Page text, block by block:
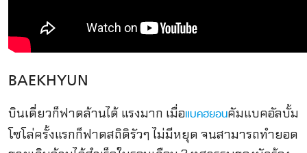
BAEKHYUN
บินเดี่ยวก็ฟาดล้านได้ แรงมาก เมื่อแบคฮยอนคัมแบคอัลบั้ม
โซโล่ครั้งแรกก็ฟาดสถิติรัวๆ ไม่มีหยุด จนสามารถทำยอด